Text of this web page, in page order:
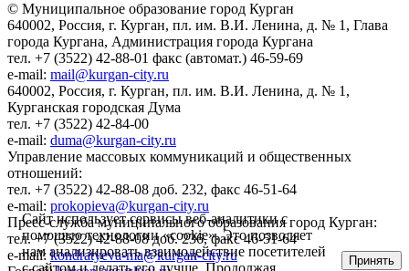
© Муниципальное образование город Курган
640002, Россия, г. Курган, пл. им. В.И. Ленина, д. № 1, Глава
города Кургана, Администрация города Кургана
тел. +7 (3522) 42-88-01 факс (автомат.) 46-59-69
e-mail: mail@kurgan-city.ru
640002, Россия, г. Курган, пл. им. В.И. Ленина, д. № 1,
Курганская городская Дума
тел. +7 (3522) 42-84-00
e-mail: duma@kurgan-city.ru
Управление массовых коммуникаций и общественных
отношений:
тел. +7 (3522) 42-88-08 доб. 232, факс 46-51-64
e-mail: prokopieva@kurgan-city.ru
Пресс-служба муниципального образования город Курган:
тел. +7 (3522) 42-88-08 доб. 236, факс 46-51-64
e-mail:kondratyeva-ma@kurgan-city.ru
Сайт использует сервисы веб-аналитики с
помощью технологии «cookie». Это позволяет
нам анализировать взаимодействие посетителей
с сайтом и делать его лучше. Продолжая
Принять